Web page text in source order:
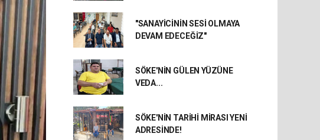
"SANAYİCİNİN SESİ OLMAYA
DEVAM EDECEĞİZ"
SÖKE'NİN GÜLEN YÜZÜNE
VEDA...
SÖKE'NİN TARİHİ MİRASI YENİ
ADRESİNDE!